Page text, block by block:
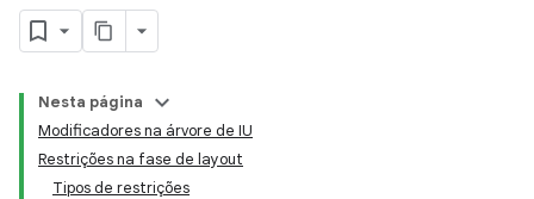
Nesta página
Modificadores na árvore de IU
Restrições na fase de layout
Tipos de restrições